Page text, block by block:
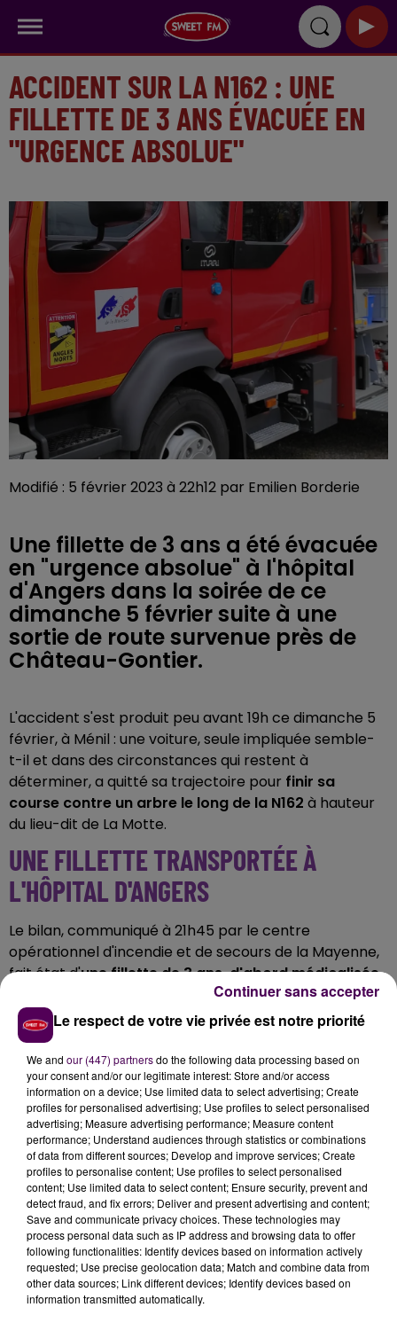
ACCIDENT SUR LA N162 : UNE
FILLETTE DE 3 ANS ÉVACUÉE EN
"URGENCE ABSOLUE"
Modifié : 5 février 2023 à 22h12 par Emilien Borderie
Une fillette de 3 ans a été évacuée
en "urgence absolue" à l'hôpital
d'Angers dans la soirée de ce
dimanche 5 février suite à une
sortie de route survenue près de
Château-Gontier.
L'accident s'est produit peu avant 19h ce dimanche 5
février, à Ménil : une voiture, seule impliquée semble-
t-il et dans des circonstances qui restent à
déterminer, a quitté sa trajectoire pour finir sa
course contre un arbre le long de la N162 à hauteur
du lieu-dit de La Motte.
UNE FILLETTE TRANSPORTÉE À
L'HÔPITAL D'ANGERS
Le bilan, communiqué à 21h45 par le centre
opérationnel d'incendie et de secours de la Mayenne,
fait état d'une fillette de 3 ans, d'abord médicalisée
sur place par une équipe du SMUR puis transportée
en"urgence absolue"jusqu'au centre hospitalier
d'Angers
DEUX SEPTUAGÉNAIRES, ADMIS À
CHÂTEAU-GONTIER
Dans le choc,un garçon de 6 ans, blessé léger, a
aussi été évacué à Angers.Un homme et une femme,
respectivement âgés de 72 et 71 ans, touchés sans
gravité, ont pour leur part été admis à l'hôpital de
Château-Gontier. L'opération a nécessité la
mobilisation de dix-neuf sapeurs-pompiers.
Le respect de votre vie privée est notre priorité
We and our (447) partnersdo the following data processing based on
your consent and/or our legitimate interest: Store and/or access
information on a device; Use limited data to select advertising; Create
profiles for personalised advertising; Use profiles to select personalised
advertising; Measure advertising performance; Measure content
performance; Understand audiences through statistics or combinations
of data from different sources; Develop and improve services; Create
profiles to personalise content; Use profiles to select personalised
content; Use limited data to select content; Ensure security, prevent and
detect fraud, and fix errors; Deliver and present advertising and content;
Save and communicate privacy choices. These technologies may
process personal data such as IP address and browsing data to offer
following functionalities: Identify devices based on information actively
requested; Use precise geolocation data; Match and combine data from
other data sources; Link different devices; Identify devices based on
information transmitted automatically.
Continuer sans accepter